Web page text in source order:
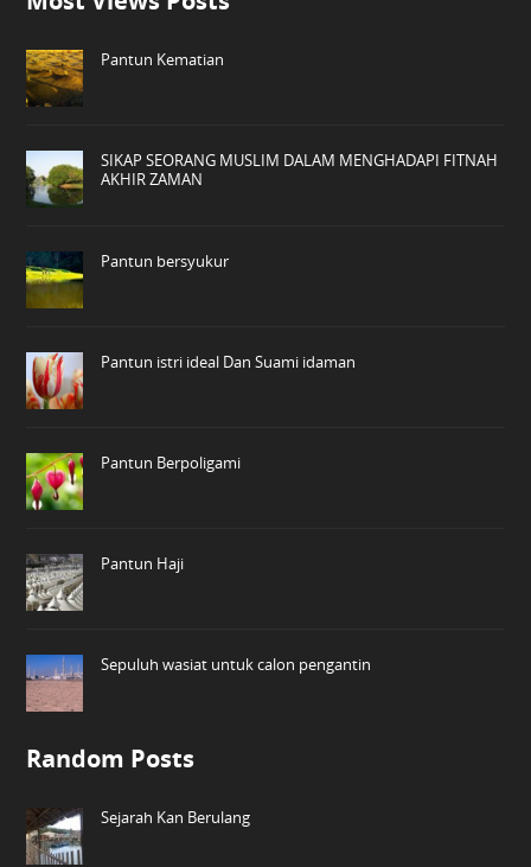
Pantun Kematian
SIKAP SEORANG MUSLIM DALAM MENGHADAPI FITNAH
AKHIR ZAMAN
Pantun bersyukur
Pantun istri ideal Dan Suami idaman
Pantun Berpoligami
Pantun Haji
Sepuluh wasiat untuk calon pengantin
Random Posts
Sejarah Kan Berulang